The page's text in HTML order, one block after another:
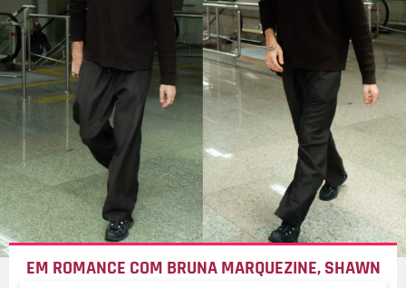
EM ROMANCE COM BRUNA MARQUEZINE, SHAWN